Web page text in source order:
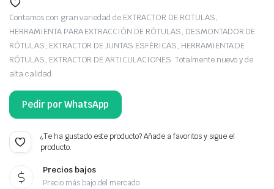
Contamos con gran variedad de EXTRACTOR DE ROTULAS,
HERRAMIENTA PARA EXTRACCIÓN DE RÓTULAS, DESMONTADOR DE
RÓTULAS, EXTRACTOR DE JUNTAS ESFÉRICAS, HERRAMIENTA DE
RÓTULAS, EXTRACTOR DE ARTICULACIONES. Totalmente nuevo y de
alta calidad.
Pedir por WhatsApp
¿Te ha gustado este producto? Añade a favoritos y sigue el
producto.
Precios bajos
Precio más bajo del mercado